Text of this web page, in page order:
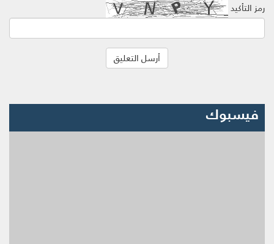
رمز التأكيد
فيسبوك